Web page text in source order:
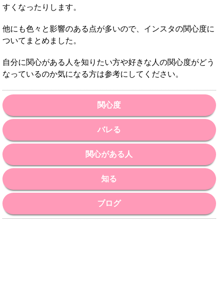
すくなったりします。
他にも色々と影響のある点が多いので、インスタの関心度に
ついてまとめました。
自分に関心がある人を知りたい方や好きな人の関心度がどう
なっているのか気になる方は参考にしてください。
関心度
バレる
関心がある人
知る
ブログ